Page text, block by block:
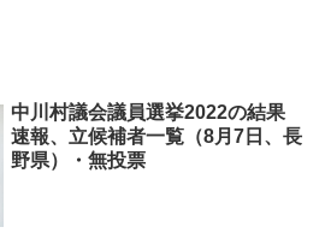
中川村議会議員選挙2022の結果
速報、立候補者一覧（8月7日、長
野県）・無投票